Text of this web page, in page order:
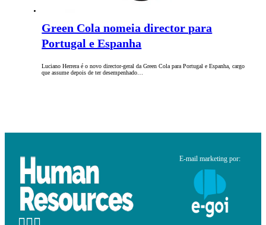
Green Cola nomeia director para
Portugal e Espanha
Luciano Herrera é o novo director-geral da Green Cola para Portugal e Espanha, cargo
que assume depois de ter desempenhado…
E-mail marketing por: